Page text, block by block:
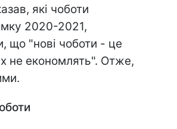
які чоботи
2020-2021,
що "нові чоботи - це
не економлять". Отже,